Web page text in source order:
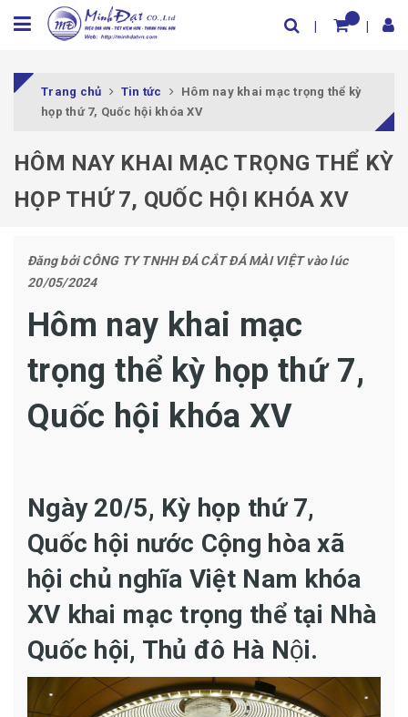
Trang chủ Tin tức
Hôm nay khai mạc trọng thể kỳ
họp thứ 7, Quốc hội khóa XV
HÔM NAY KHAI MẠC TRỌNG THỂ KỲ
HỌP THỨ 7, QUỐC HỘI KHÓA XV
Đăng bởiCÔNG TY TNHH ĐÁ CẮT ĐÁ MÀI VIỆTvào lúc
20/05/2024
Hôm nay khai mạc
trọng thể kỳ họp thứ 7,
Quốc hội khóa XV
Ngày 20/5, Kỳ họp thứ 7,
Quốc hội nước Cộng hòa xã
hội chủ nghĩa Việt Nam khóa
XV khai mạc trọng thể tại Nhà
Quốc hội, Thủ đô Hà Nội.